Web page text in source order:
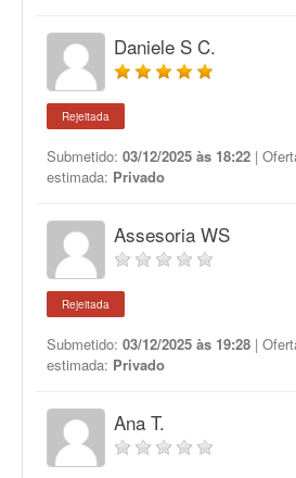
Daniele S C.
Rejeitada
Submetido: 03/12/2025 às 18:22 |
estimada: Privado
Assesoria WS
Rejeitada
Submetido: 03/12/2025 às 19:28 |
estimada: Privado
Ana T.